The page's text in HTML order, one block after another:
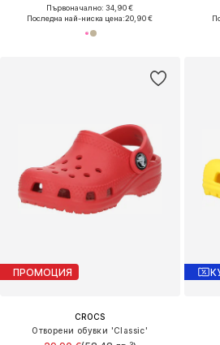
Първоначално: 34,90 €
Последна най-ниска цена:20,90 €
ПРОМОЦИЯ
CROCS
Отворени обувки 'Classic'